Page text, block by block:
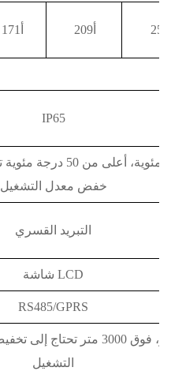
IP65
خفض معدل التشغيل
التبريد القسري
شاشة LCD
RS485/GPRS
التشغيل